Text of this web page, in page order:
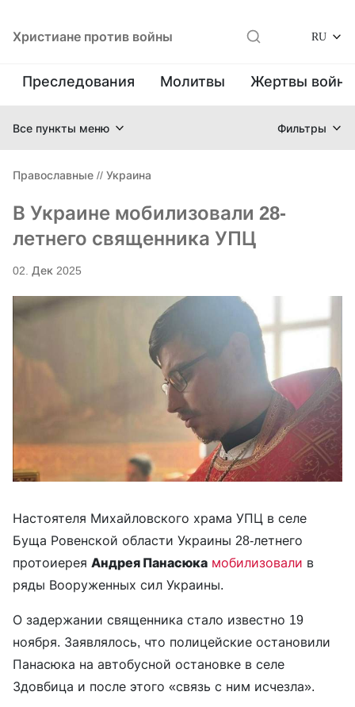
Христиане против войны RU
Преследования Молитвы Жертвы
Все пункты меню Фильтры
Православные // Украина
В Украине мобилизовали 28-
летнего священника УПЦ
02. Дек 2025
Настоятеля Михайловского храма УПЦ в селе
Буща Ровенской области Украины 28-летнего
протоиерея Андрея Панасюка мобилизовали в
ряды Вооруженных сил Украины.
О задержании священника стало известно 19
ноября. Заявлялось, что полицейские остановили
Панасюка на автобусной остановке в селе
Здовбица и после этого «связь с ним исчезла».